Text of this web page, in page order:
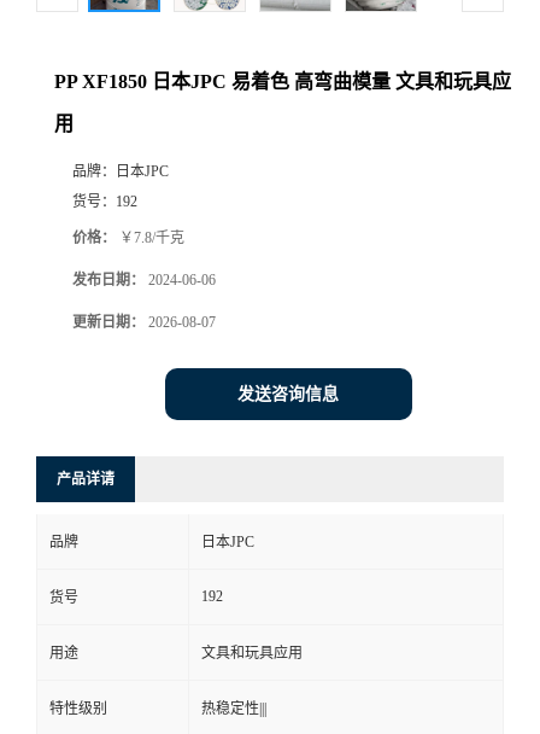
PP XF1850 日本JPC 易着色 高弯曲模量 文具和玩具应
用
品牌：
日本JPC
货号： 192
价格： ￥7.8/千克
发布日期： 2024-06-06
更新日期： 2026-08-07
发送咨询信息
产品详请
品牌 日本JPC
货号 192
用途 文具和玩具应用
特性级别 热稳定性|||